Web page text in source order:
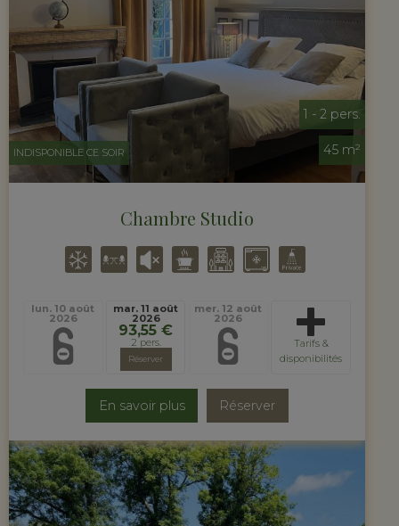
1 - 2 pers.
45 m²
INDISPONIBLE CE SOIR
Chambre Studio
lun. 10 août
2026
mar. 11 août
2026
93,55 €
2 pers.
Réserver
mer. 12 août
2026
Tarifs &
disponibilités
En savoir plus Réserver